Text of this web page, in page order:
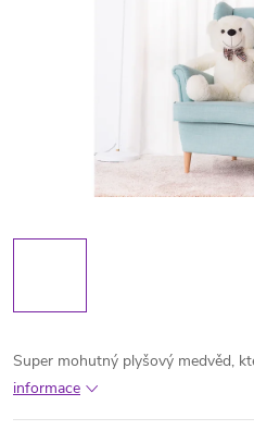
Super mohutný plyšový medvěd,
informace